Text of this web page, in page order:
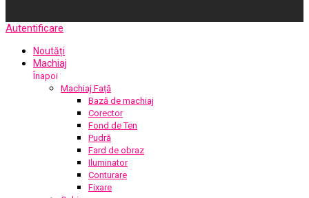
Autentificare
Noutăți
Machiaj
Înapoi
Machiaj Față
Bază de machiaj
Corector
Fond de Ten
Pudră
Fard de obraz
Iluminator
Conturare
Fixare